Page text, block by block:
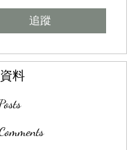
追蹤
料